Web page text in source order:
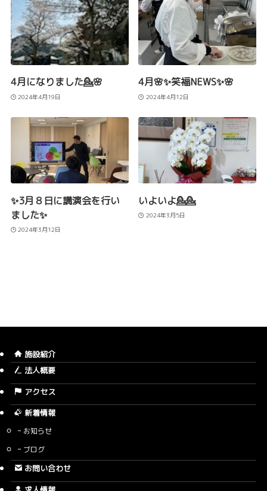
4月になりました💁🌸
2024年4月19日
4月🌸✨笑福NEWS✨🌸
2024年4月12日
✨3月８日に講演会を行い
ました✨
2024年3月12日
いよいよ💁💁
2024年3月5日
施設紹介
法人概要
アクセス
新着情報
お知らせ
ブログ
お問い合わせ